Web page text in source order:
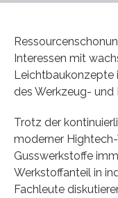
Interessen mit
Leichtbaukonzepte
des Werkzeug- und
Trotz der
moderner
Gusswerkstoffe
Werkstoffanteil in
Fachleute